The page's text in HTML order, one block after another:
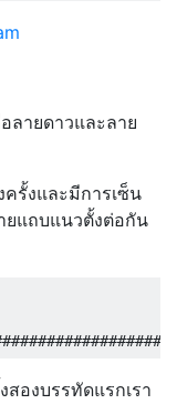
ลายดาวและลาย
ครั้งและมีการเซ็น
ยแถบแนวตั้งต่อกัน
องบรรทัดแรกเรา